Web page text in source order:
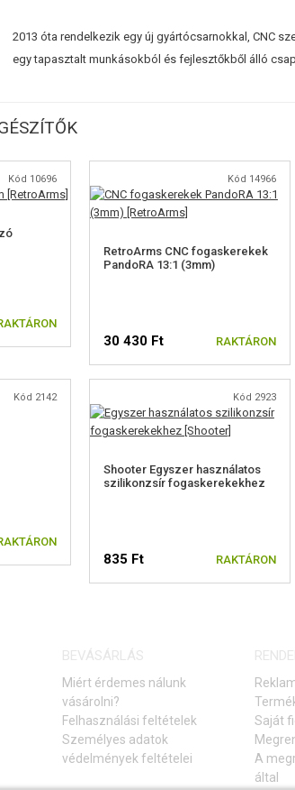
2013 óta rendelkezik egy új gyártócsarnokkal, CNC
egy tapasztalt munkásokból és fejlesztőkből álló
Kód 10696 Kód 14966
RetroArms CNC fogaskerekek
PandoRA 13:1 (3mm)
30 430 Ft RAKTÁRON
Kód 2142 Kód 2923
Shooter Egyszer használatos
szilikonzsír fogaskerekekhez
835 Ft RAKTÁRON
BEVÁSÁRLÁS
Miért érdemes nálunk
vásárolni?
Felhasználási feltételek
Személyes adatok
védelmények feltételei
Saját
A
által